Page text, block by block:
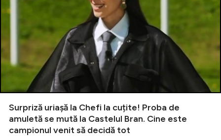
Surpriză uriașă la Chefi la cuțite! Proba de
amuletă se mută la Castelul Bran. Cine este
campionul venit să decidă tot